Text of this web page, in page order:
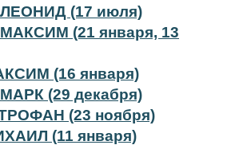
(17 июля)
(21 января, 13
(16 января)
(29 декабря)
(23 ноября)
(11 января)